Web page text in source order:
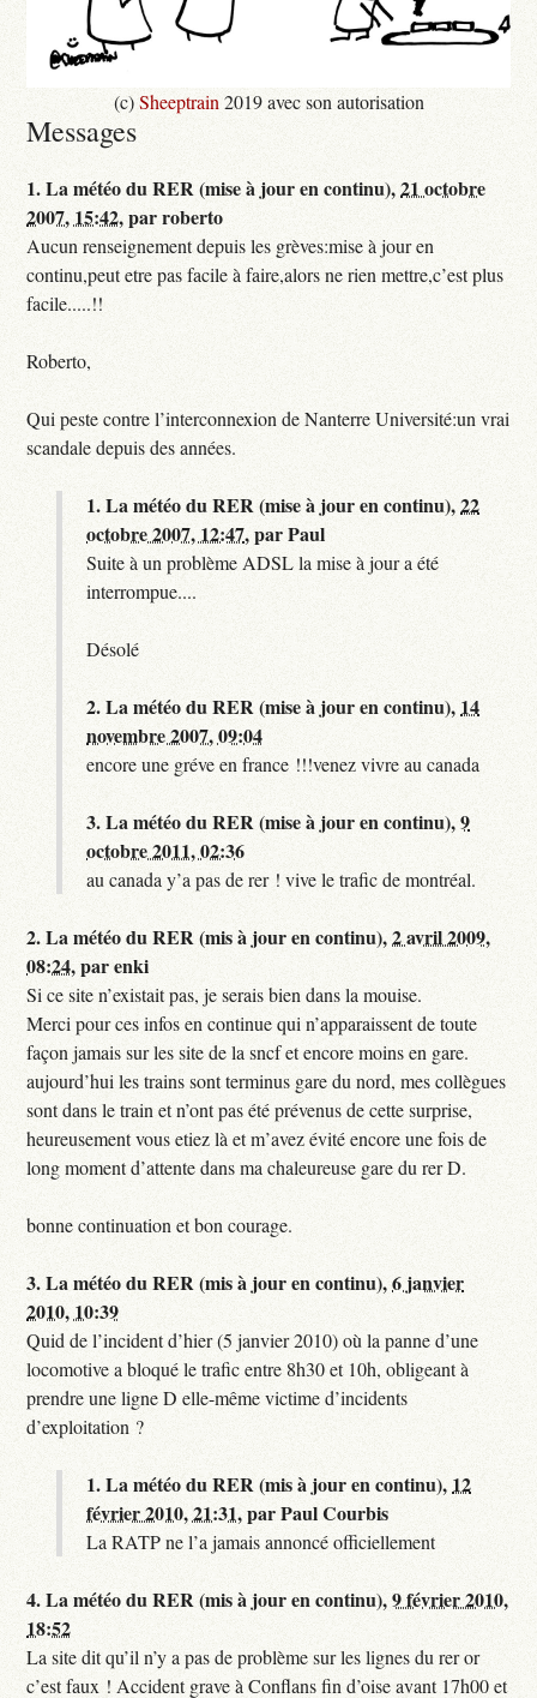
(c)Sheeptrain 2019 avec son autorisation
Messages
1.La météo du RER (mise à jour en continu),21 octobre
2007, 15:42,parroberto
Aucun renseignement depuis les grèves:mise à jour en
continu,peut etre pas facile à faire,alors ne rien mettre,c’est plus
facile.....!!
Roberto,
Qui peste contre l’interconnexion de Nanterre Université:un vrai
scandale depuis des années.
1.La météo du RER (mise à jour en continu),22
octobre 2007, 12:47,parPaul
Suite à un problème ADSL la mise à jour a été
interrompue....
Désolé
2.La météo du RER (mise à jour en continu), 14
novembre 2007, 09:04
encore une gréve en france !!!venez vivre au canada
3.La météo du RER (mise à jour en continu),9
octobre 2011, 02:36
au canada y’a pas de rer ! vive le trafic de montréal.
2.La météo du RER (mis à jour en continu),2 avril 2009,
08:24,parenki
Si ce site n’existait pas, je serais bien dans la mouise.
Merci pour ces infos en continue qui n’apparaissent de toute
façon jamais sur les site de la sncf et encore moins en gare.
aujourd’hui les trains sont terminus gare du nord, mes collègues
sont dans le train et n’ont pas été prévenus de cette surprise,
heureusement vous etiez là et m’avez évité encore une fois de
long moment d’attente dans ma chaleureuse gare du rer D.
bonne continuation et bon courage.
3.La météo du RER (mis à jour en continu),6 janvier
2010, 10:39
Quid de l’incident d’hier (5 janvier 2010) où la panne d’une
locomotive a bloqué le trafic entre 8h30 et 10h, obligeant à
prendre une ligne D elle-même victime d’incidents
d’exploitation ?
1.La météo du RER (mis à jour en continu), 12
février 2010, 21:31,parPaul Courbis
La RATP ne l’a jamais annoncé officiellement
4.La météo du RER (mis à jour en continu),9 février 2010,
18:52
La site dit qu’il n’y a pas de problème sur les lignes du rer or
c’est faux ! Accident grave à Conflans fin d’oise avant 17h00 et